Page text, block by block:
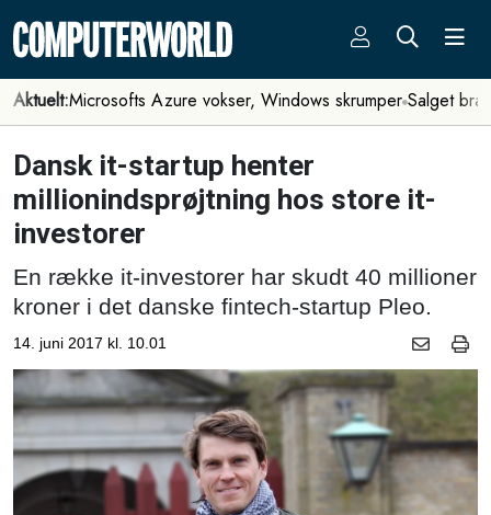
Aktuelt:Microsofts Azure vokser, Windows skrumper Salget
Dansk it-startup henter
millionindsprøjtning hos store it-
investorer
En række it-investorer har skudt 40 millioner
kroner i det danske fintech-startup Pleo.
14. juni 2017 kl. 10.01